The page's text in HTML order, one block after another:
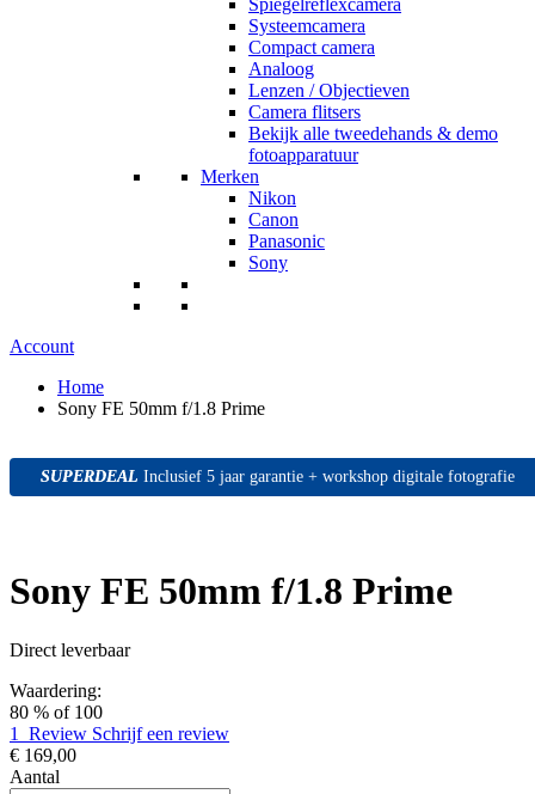
Spiegelreflexcamera
Systeemcamera
Compact camera
Analoog
Lenzen / Objectieven
Camera flitsers
Bekijk alle tweedehands & demo
fotoapparatuur
Merken
Nikon
Canon
Panasonic
Sony
Account
Home
Sony FE 50mm f/1.8 Prime
SUPERDEAL
SUPERDEAL
SUPERDEAL Inclusief 5 jaar garantie + workshop digitale fotografie
Sony FE 50mm f/1.8 Prime
Direct leverbaar
Waardering:
80 % of 100
1
Review Schrijf een review
€ 169,00
Aantal